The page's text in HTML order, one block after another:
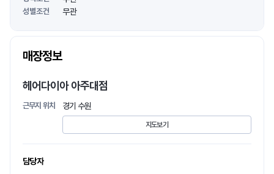
성별조건 무관
매장정보
헤어다이아 아주대점
근무지 위치 경기 수원
지도보기
담당자